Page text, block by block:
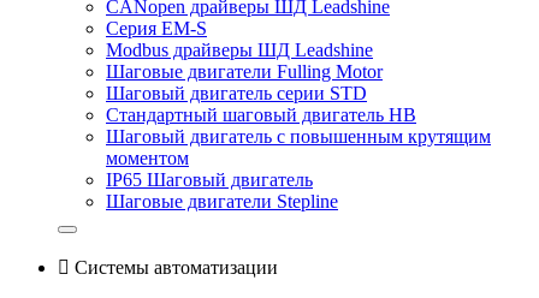
CANopen драйверы ШД Leadshine
Серия EM-S
Modbus драйверы ШД Leadshine
Шаговые двигатели Fulling Motor
Шаговый двигатель серии STD
Стандартный шаговый двигатель HB
Шаговый двигатель с повышенным крутящим
моментом
IP65 Шаговый двигатель
Шаговые двигатели Stepline
 Системы автоматизации